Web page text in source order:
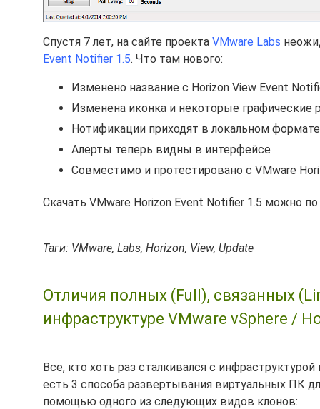
Спустя 7 лет, на сайте проекта VMware Labs
Event Notifier 1.5. Что там нового:
Изменено название с Horizon View Event
Изменена иконка и некоторые графические
Нотификации приходят в локальном
Алерты теперь видны в интерфейсе
Совместимо и протестировано с VMware
Скачать VMware Horizon Event Notifier 1.5 можно по
Таги: VMware, Labs, Horizon, View, Update
Отличия полных (Full), связанных
инфраструктуре VMware vSphere /
Все, кто хоть раз сталкивался с
есть 3 способа развертывания виртуальных ПК
помощью одного из следующих видов клонов: